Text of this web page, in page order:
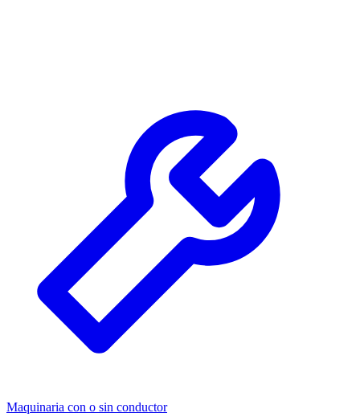
Maquinaria con o sin conductor